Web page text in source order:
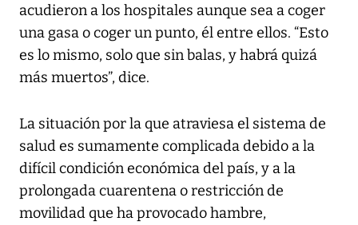
acudieron a los hospitales aunque sea a coger
una gasa o coger un punto, él entre ellos. “Esto
es lo mismo, solo que sin balas, y habrá quizá
más muertos”, dice.
La situación por la que atraviesa el sistema de
salud es sumamente complicada debido a la
difícil condición económica del país, y a la
prolongada cuarentena o restricción de
movilidad que ha provocado hambre,